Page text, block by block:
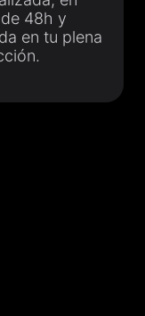
48h y
en tu plena